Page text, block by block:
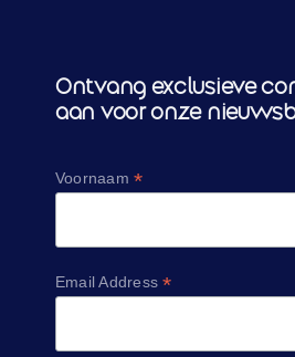
Ontvang exclusieve
aan voor onze
Voornaam*
Email Address*